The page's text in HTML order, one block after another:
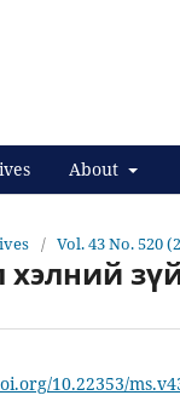
About
/ Vol. 43 No. 520
хэлний
10.22353/